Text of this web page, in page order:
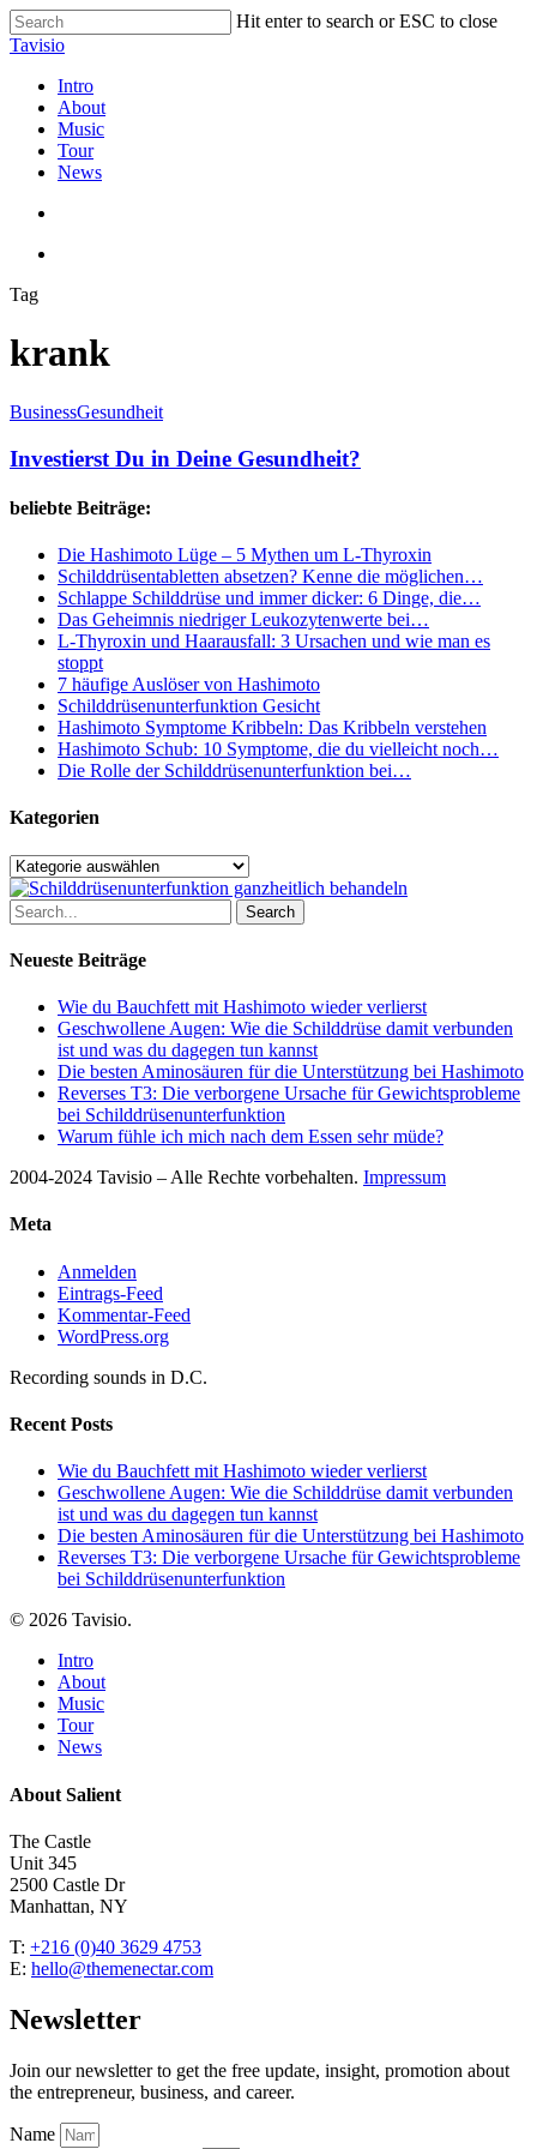
Skip
to
content
Hit enter to search or ESC to close
Close
Tavisio
search
Menu
Intro
About
Music
Tour
News
Tag
krank
Investierst
in
Deine
Gesundheit?
BusinessGesundheit
Investierst Du in Deine Gesundheit?
beliebte Beiträge:
Die Hashimoto Lüge – 5 Mythen um L-Thyroxin
Schilddrüsentabletten absetzen? Kenne die möglichen…
Schlappe Schilddrüse und immer dicker: 6 Dinge, die…
Das Geheimnis niedriger Leukozytenwerte bei…
L-Thyroxin und Haarausfall: 3 Ursachen und wie man es
stoppt
7 häufige Auslöser von Hashimoto
Schilddrüsenunterfunktion Gesicht
Hashimoto Symptome Kribbeln: Das Kribbeln verstehen
Hashimoto Schub: 10 Symptome, die du vielleicht noch…
Die Rolle der Schilddrüsenunterfunktion bei…
Kategorien
Kategorien
Search
Neueste Beiträge
Wie du Bauchfett mit Hashimoto wieder verlierst
Geschwollene Augen: Wie die Schilddrüse damit verbunden
ist und was du dagegen tun kannst
Die besten Aminosäuren für die Unterstützung bei Hashimoto
Reverses T3: Die verborgene Ursache für Gewichtsprobleme
bei Schilddrüsenunterfunktion
Warum fühle ich mich nach dem Essen sehr müde?
2004-2024 Tavisio – Alle Rechte vorbehalten. Impressum
Meta
Anmelden
Eintrags-Feed
Kommentar-Feed
WordPress.org
Recording sounds in D.C.
Recent Posts
Wie du Bauchfett mit Hashimoto wieder verlierst
Geschwollene Augen: Wie die Schilddrüse damit verbunden
ist und was du dagegen tun kannst
Die besten Aminosäuren für die Unterstützung bei Hashimoto
Reverses T3: Die verborgene Ursache für Gewichtsprobleme
bei Schilddrüsenunterfunktion
© 2026 Tavisio.
Close
Menu
Intro
About
Music
Tour
News
About Salient
The Castle
Unit 345
2500 Castle Dr
Manhattan, NY
T: +216 (0)40 3629 4753
E: hello@themenectar.com
Newsletter
Join our newsletter to get the free update, insight, promotion about
the entrepreneur, business, and career.
Name